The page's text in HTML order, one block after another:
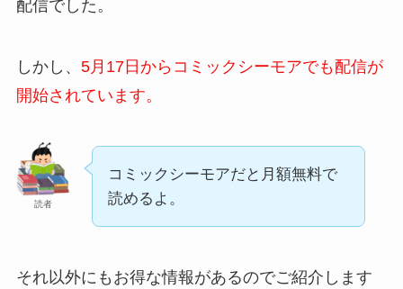
配信でした。
しかし、 5月17日からコミックシーモアでも配信が
開始されています。
読者
コミックシーモアだと月額無料で
読めるよ。
それ以外にもお得な情報があるのでご紹介します